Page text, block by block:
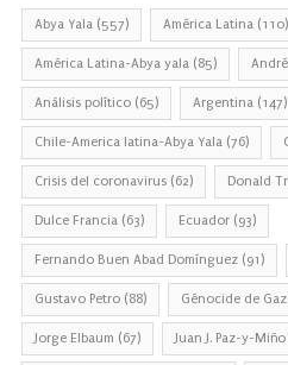
Abya Yala (557) América Latina (110)
América Latina-Abya yala (85)
Análisis político (65) Argentina (147)
Chile-America latina-Abya Yala (76)
Crisis del coronavirus (62) Donald
Dulce Francia (63) Ecuador (93)
Fernando Buen Abad Domínguez (91)
Gustavo Petro (88) Génocide de
Jorge Elbaum (67) Juan J. Paz-y-